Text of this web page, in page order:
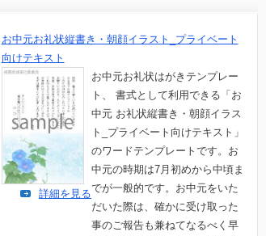
お中元お礼状縦書き・朝顔イラスト_プライベート
向けテキスト
お中元お礼状はがきテンプレー
ト、 書式として利用できる「お
中元 お礼状縦書き・朝顔イラス
ト_プライベート向けテキスト」
のワードテンプレートです。お
中元の時期は7月初めから中頃ま
でが一般的です。お中元をいた
だいた際は、確かに受け取った
事のご報告も兼ねてなるべく早
詳細を見る